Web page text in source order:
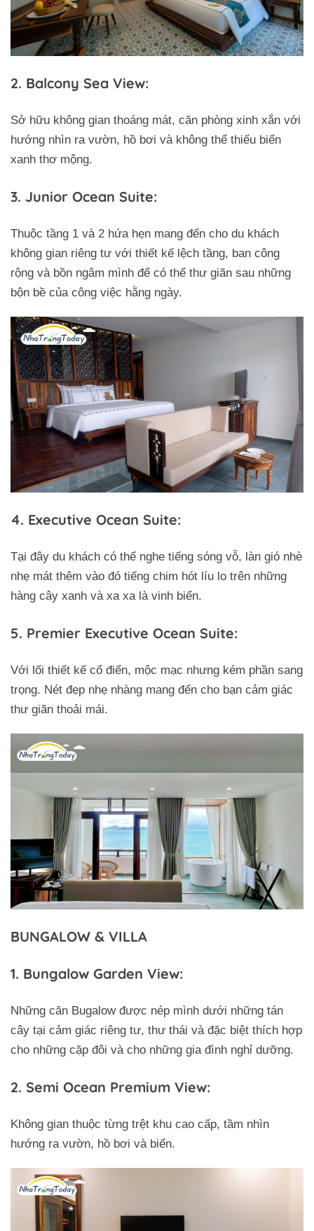
2. Balcony Sea View:
Sở hữu không gian thoáng mát, căn phòng xinh xắn với
hướng nhìn ra vườn, hồ bơi và không thể thiếu biển
xanh thơ mộng.
3. Junior Ocean Suite:
Thuộc tầng 1 và 2 hứa hẹn mang đến cho du khách
không gian riêng tư với thiết kế lệch tầng, ban công
rộng và bồn ngâm mình để có thể thư giãn sau những
bộn bề của công việc hằng ngày.
4. Executive Ocean Suite:
Tại đây du khách có thể nghe tiếng sóng vỗ, làn gió nhè
nhẹ mát thêm vào đó tiếng chim hót líu lo trên những
hàng cây xanh và xa xa là vinh biển.
5. Premier Executive Ocean Suite:
Với lối thiết kế cổ điển, mộc mạc nhưng kém phần sang
trọng. Nét đẹp nhẹ nhàng mang đến cho bạn cảm giác
thư giãn thoải mái.
BUNGALOW & VILLA
1. Bungalow Garden View:
Những căn Bugalow được nép mình dưới những tán
cây tại cảm giác riêng tư, thư thái và đặc biệt thích hợp
cho những cặp đôi và cho những gia đình nghỉ dưỡng.
2. Semi Ocean Premium View:
Không gian thuộc từng trệt khu cao cấp, tầm nhìn
hướng ra vườn, hồ bơi và biển.